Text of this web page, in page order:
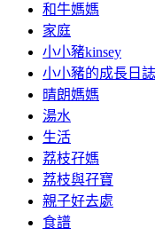
和牛媽媽
家庭
小小豬kinsey
小小豬的成長日誌
晴朗媽媽
湯水
生活
荔枝孖媽
荔枝與孖寶
親子好去處
食譜